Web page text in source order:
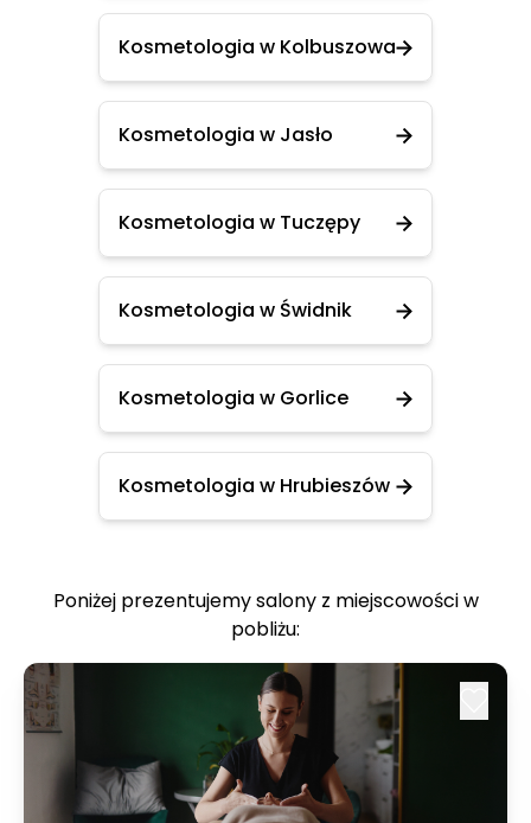
Kosmetologia w Kolbuszowa
Kosmetologia w Jasło
Kosmetologia w Tuczępy
Kosmetologia w Świdnik
Kosmetologia w Gorlice
Kosmetologia w Hrubieszów
Poniżej prezentujemy salony z miejscowości w
pobliżu: